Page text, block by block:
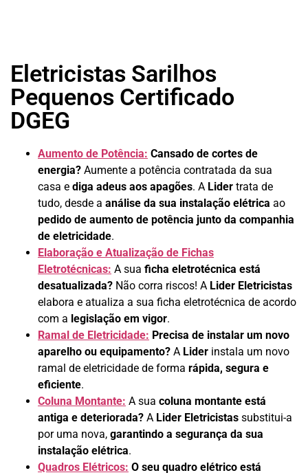
Eletricistas Sarilhos
Pequenos Certificado
DGEG
Aumento de Potência: Cansado de cortes de
energia? Aumente a potência contratada da sua
casa e diga adeus aos apagões. A Lider trata de
tudo, desde a análise da sua instalação elétrica ao
pedido de aumento de potência junto da companhia
de eletricidade.
Elaboração e Atualização de Fichas
Eletrotécnicas: A sua ficha eletrotécnica está
desatualizada? Não corra riscos! A Lider Eletricistas
elabora e atualiza a sua ficha eletrotécnica de acordo
com a legislação em vigor.
Ramal de Eletricidade: Precisa de instalar um novo
aparelho ou equipamento? A Lider instala um novo
ramal de eletricidade de forma rápida, segura e
eficiente.
Coluna Montante: A sua coluna montante está
antiga e deteriorada? A Lider Eletricistas substitui-a
por uma nova, garantindo a segurança da sua
instalação elétrica.
Quadros Elétricos: O seu quadro elétrico está